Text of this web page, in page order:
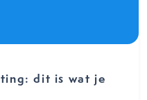
dit is wat je